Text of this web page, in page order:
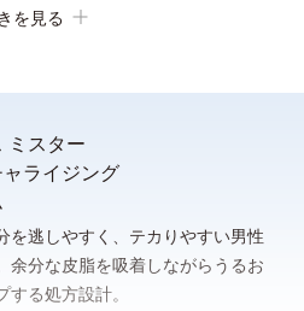
密泡。忙しい朝のスキンケア時間
量（ポンプ２プッシュまたは、100
を見る
ミスター
ライジング
を逃しやすく、テカりやすい男性
余分な皮脂を吸着しながらうるお
する処方設計。